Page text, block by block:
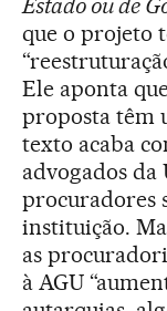
que o projeto
Ele aponta
proposta têm
texto acaba
advogados da
procuradores
instituição.
as
à AGU